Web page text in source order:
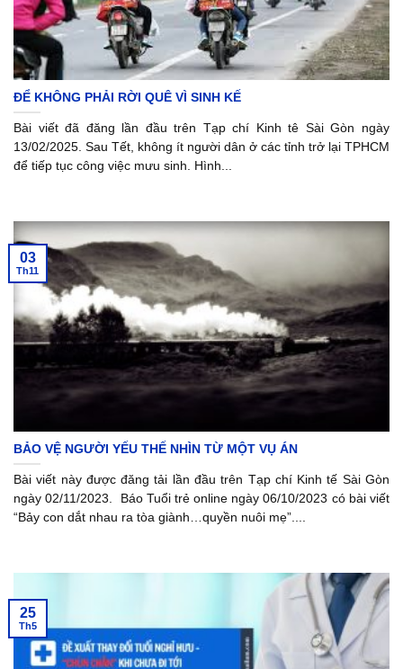
ĐỂ KHÔNG PHẢI RỜI QUÊ VÌ SINH KẾ
Bài viết đã đăng lần đầu trên Tạp chí Kinh tê Sài Gòn ngày
13/02/2025. Sau Tết, không ít người dân ở các tỉnh trở lại TPHCM
để tiếp tục công việc mưu sinh. Hình...
BẢO VỆ NGƯỜI YẾU THẾ NHÌN TỪ MỘT VỤ ÁN
Bài viết này được đăng tải lần đầu trên Tạp chí Kinh tế Sài Gòn
ngày 02/11/2023. Báo Tuổi trẻ online ngày 06/10/2023 có bài viết
“Bảy con dắt nhau ra tòa giành…quyền nuôi mẹ”....
03
Th11
25
Th5